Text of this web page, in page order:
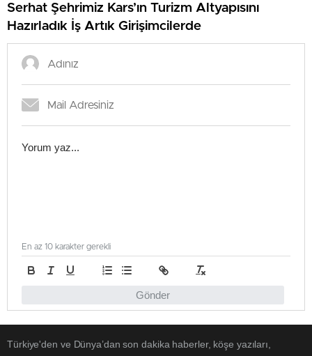
Serhat Şehrimiz Kars’ın Turizm Altyapısını
Hazırladık İş Artık Girişimcilerde
Gönder
En az 10 karakter gerekli
Türkiye'den ve Dünya’dan son dakika haberler, köşe yazıları,